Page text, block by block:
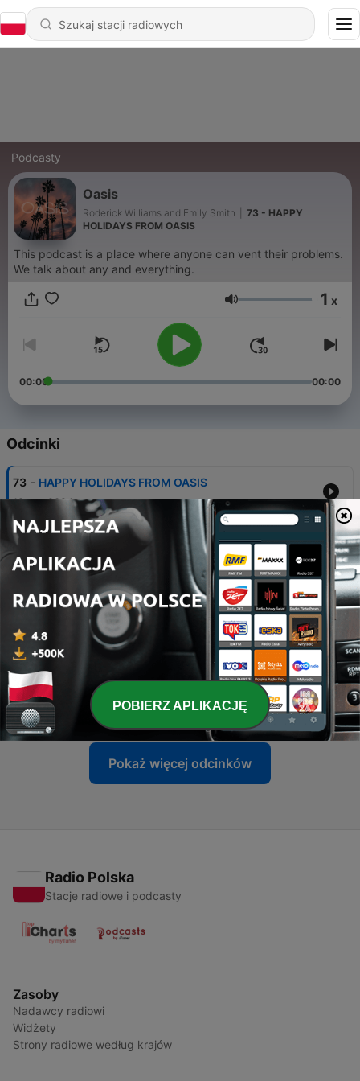
Podcasty
Oasis
Roderick Williams and Emily Smith
73 - HAPPY
HOLIDAYS FROM OASIS
This podcast is a place where anyone can vent their problems.
We talk about any and everything.
Głośność 1 x
00:00 00:00
Odcinki
73 - HAPPY HOLIDAYS FROM OASIS
19 gru 2024
72 - Let's Catch Up (no mustard)
The Girls Are BACK
19 lis 2024
70 - She Said YES!
12 lis 2024
69 - I Didn't Ask You to Do That
05 lis 2024
Pokaż więcej odcinków
Radio Polska
Stacje radiowe i podcasty
Zasoby
Nadawcy radiowi
Widżety
Strony radiowe według krajów
POBIERZ APLIKACJĘ